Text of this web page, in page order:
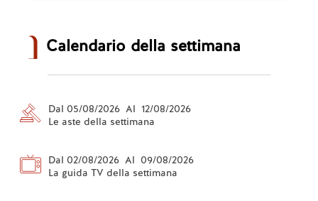
Calendario della settimana
Dal 05/08/2026 Al 12/08/2026
Le aste della settimana
Dal 02/08/2026 Al 09/08/2026
La guida TV della settimana